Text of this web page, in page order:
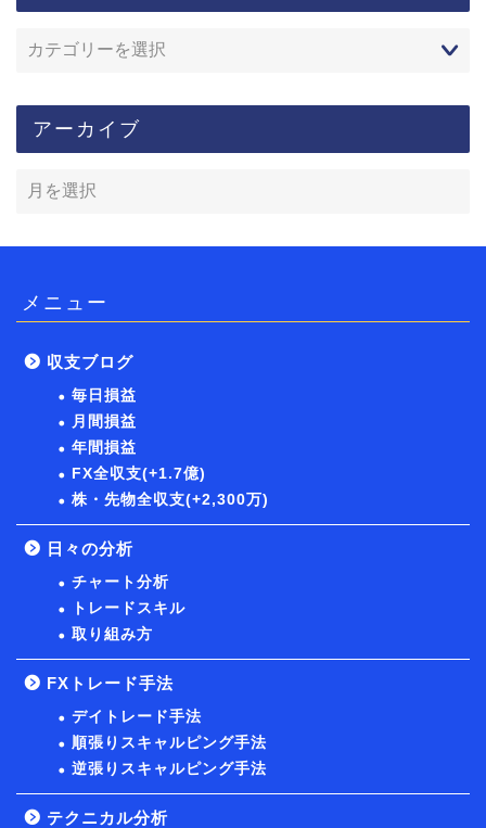
アーカイブ
メニュー
収支ブログ
毎日損益
月間損益
年間損益
FX全収支(+1.7億)
株・先物全収支(+2,300万)
日々の分析
チャート分析
トレードスキル
取り組み方
FXトレード手法
デイトレード手法
順張りスキャルピング手法
逆張りスキャルピング手法
テクニカル分析